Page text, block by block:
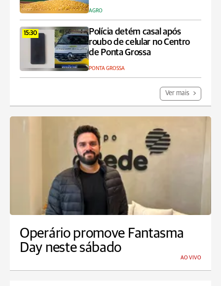
AGRO
15:30
Polícia detém casal após
roubo de celular no Centro
de Ponta Grossa
PONTA GROSSA
Ver mais
Operário promove Fantasma
Day neste sábado
AO VIVO